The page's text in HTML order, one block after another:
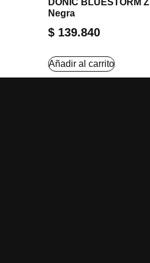
Negra
$ 139.840
Añadir al carrito